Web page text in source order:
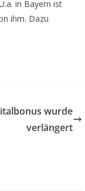
in Bayern ist
ihm. Dazu
wurde
verlängert